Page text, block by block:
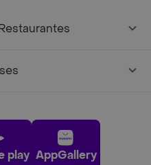
play AppGallery